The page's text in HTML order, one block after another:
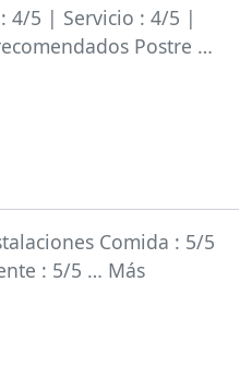
4/5 | Servicio : 4/5 |
Postre …
Comida : 5/5
: 5/5 … Más